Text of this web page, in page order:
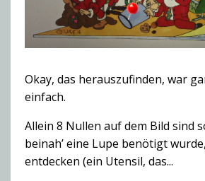
Okay, das herauszufinden, war
einfach.
Allein 8 Nullen auf dem Bild sind
beinah’ eine Lupe benötigt
entdecken (ein Utensil, das...